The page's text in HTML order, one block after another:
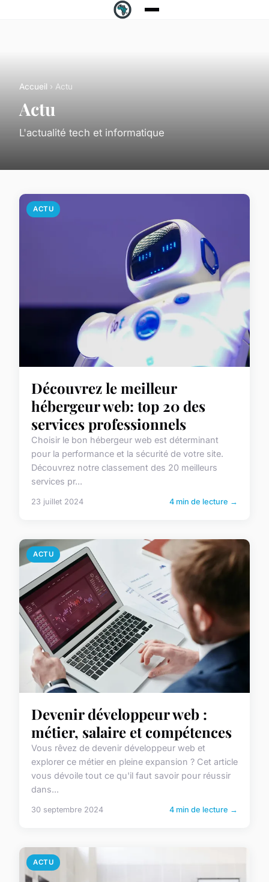
Accueil › Actu
Actu
L'actualité tech et informatique
ACTU
Découvrez le meilleur
hébergeur web: top 20 des
services professionnels
Choisir le bon hébergeur web est déterminant
pour la performance et la sécurité de votre site.
Découvrez notre classement des 20 meilleurs
services pr...
23 juillet 2024 4 min de lecture →
ACTU
Devenir développeur web :
métier, salaire et compétences
Vous rêvez de devenir développeur web et
explorer ce métier en pleine expansion ? Cet article
vous dévoile tout ce qu'il faut savoir pour réussir
dans...
30 septembre 2024 4 min de lecture →
ACTU